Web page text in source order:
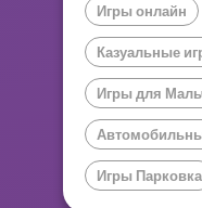
Игры онлайн
Казуальные
Игры для
Игры Парковка